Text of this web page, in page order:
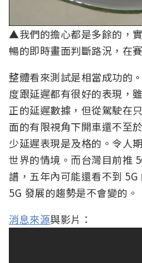
▲我們的擔心都是多餘的，
暢的即時畫面判斷路況，在
整體看來測試是相當成功的
度跟延遲都有很好的表現，
正的延遲數據，但從駕駛在
面的有限視角下開車還不至
少延遲表現是及格的。令人
世界的情境。而台灣目前推
譜，五年內可能還看不到
5G 發展的趨勢是不會變的。
消息來源與影片：